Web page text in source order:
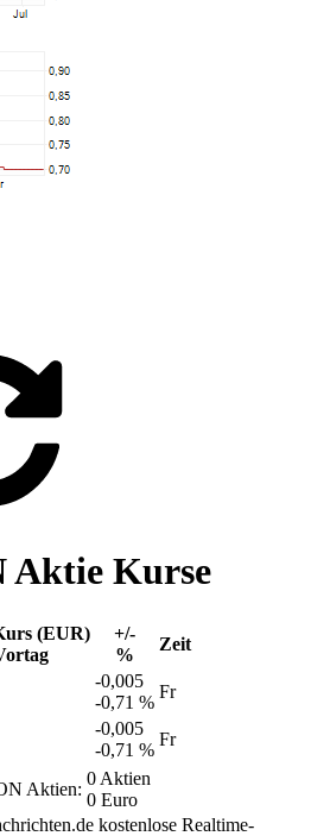
Aktie Kurse
(EUR)
+/-
%
Zeit
-0,005
-0,71 %
Fr
-0,005
-0,71 %
Fr
Aktien:
0 Aktien
0 Euro
kostenlose Realtime-